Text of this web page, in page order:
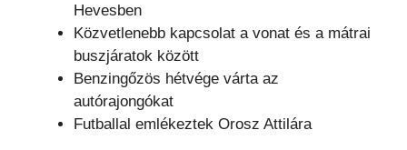
Hevesben
Közvetlenebb kapcsolat a vonat és a mátrai
buszjáratok között
Benzingőzös hétvége várta az
autórajongókat
Futballal emlékeztek Orosz Attilára